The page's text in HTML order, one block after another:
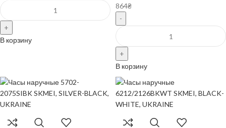
В корзину
864₴
В корзину